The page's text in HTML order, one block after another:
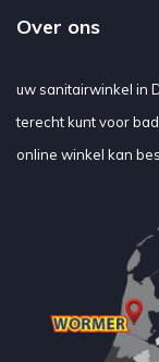
Over ons
uw sanitairwinkel in
terecht kunt voor
online winkel kan